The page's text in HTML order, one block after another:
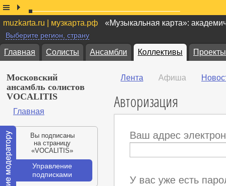
muzkarta.ru | музкарта.рф «Музыкальная карта»:
Выберите регион, страну
Главная Солисты Ансамбли Коллективы Проекты
Московский
ансамбль солистов
VOCALITIS
Главная
Вы подписаны
на страницу
«VOCALITIS»
Управление
подписками
Лента Афиша
Авторизация
Ваш адрес
У вас уже есть